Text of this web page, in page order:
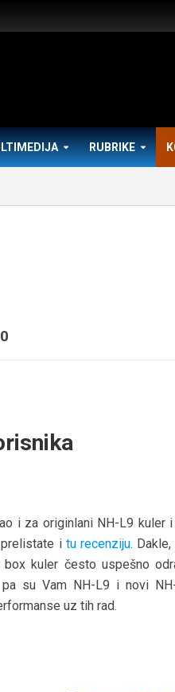
RUBRIKE
i za originlani NH-L9
prelistate i tu recenziju.
kuler često uspešno
su Vam NH-L9 i novi
uz tih rad.